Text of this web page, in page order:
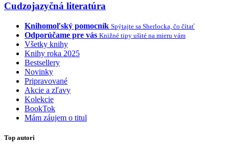
Cudzojazyčná literatúra
Knihomoľský pomocník Spýtajte sa Sherlocka, čo čítať
Odporúčame pre vás Knižné tipy ušité na mieru vám
Všetky knihy
Knihy roka 2025
Bestsellery
Novinky
Pripravované
Akcie a zľavy
Kolekcie
BookTok
Mám záujem o titul
Top autori